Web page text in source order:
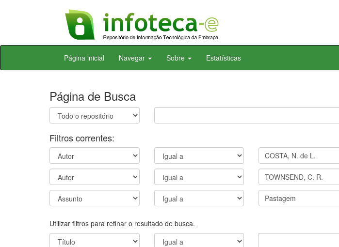
Skip
Página inicial Navegar Sobre Estatísticas
Página de Busca
Filtros correntes:
Utilizar filtros para refinar o resultado de busca.